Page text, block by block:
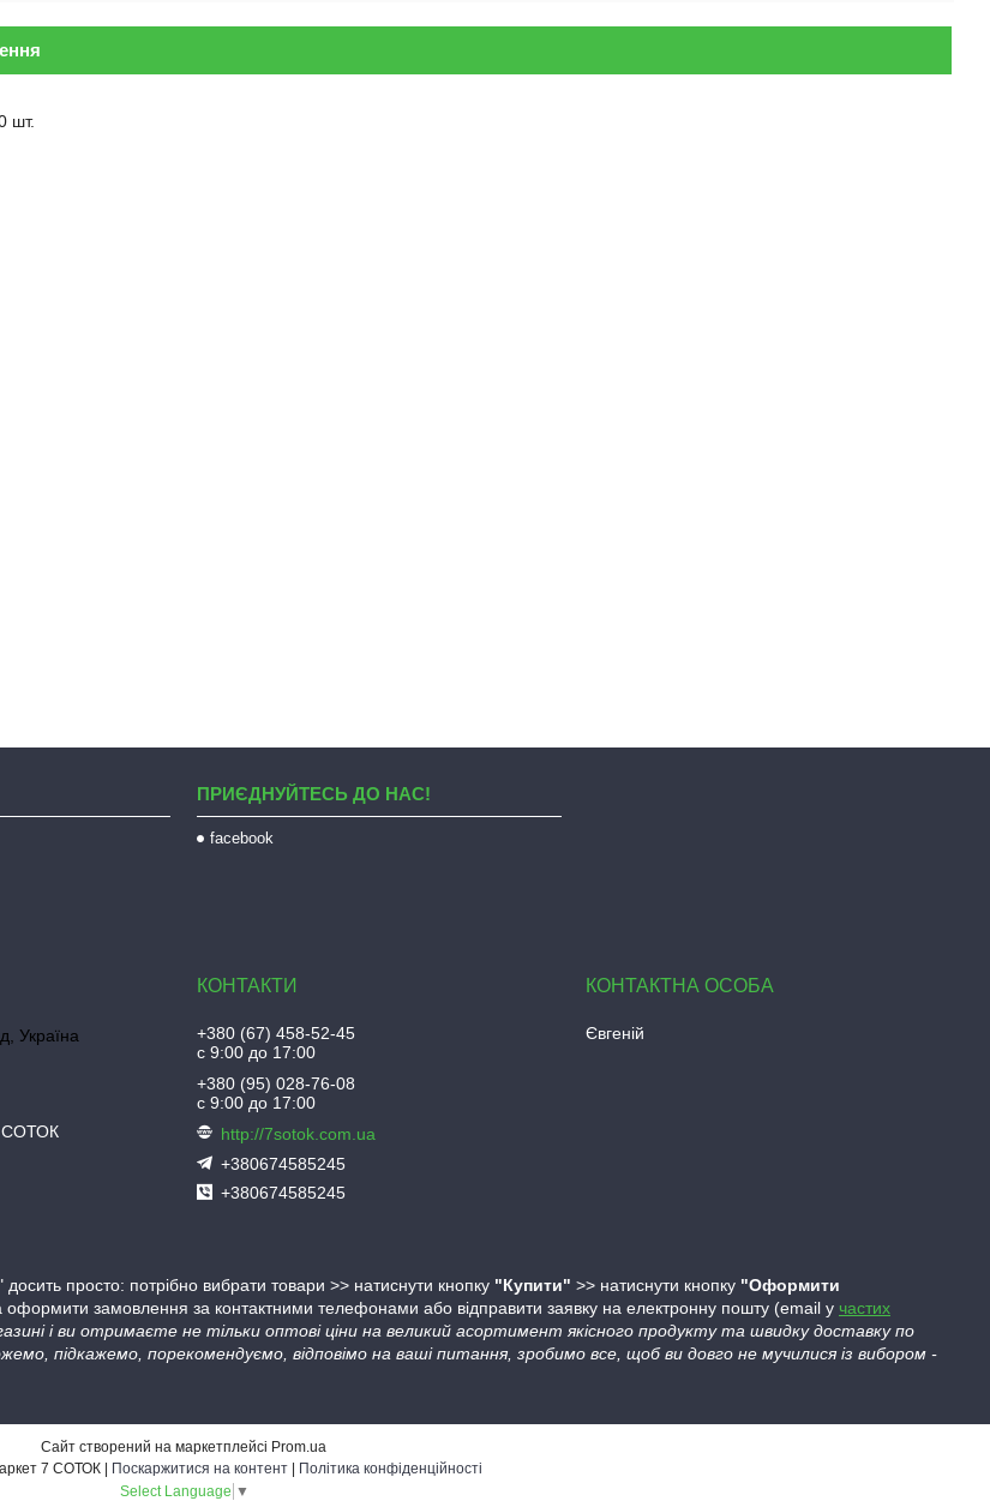
шт.
ПРИЄДНУЙТЕСЬ ДО НАС!
facebook
Україна
СОТОК
+380 (67) 458-52-45
с 9:00 до 17:00
+380 (95) 028-76-08
с 9:00 до 17:00
http://7sotok.com.ua
+380674585245
+380674585245
Євгеній
просто: потрібно вибрати товари >> натиснути кнопку "Купити" >> натиснути кнопку "Оформити
замовлення за контактними телефонами або відправити заявку на електронну пошту (email у частих
і ви отримаєте не тільки оптові ціни на великий асортимент якісного продукту та швидку доставку по
підкажемо, порекомендуємо, відповімо на ваші питання, зробимо все, щоб ви довго не мучилися із вибором -
Сайт створений на маркетплейсі Prom.ua
Поскаржитися на контент
Політика конфіденційності
Select Language ▼